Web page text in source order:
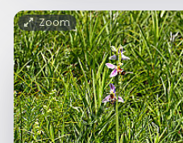
Zoom